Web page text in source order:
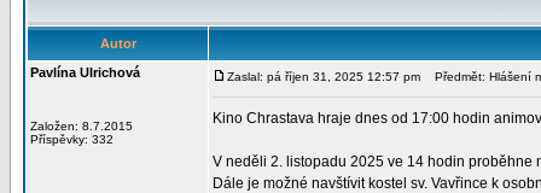
Autor
Pavlína Ulrichová
Založen: 8.7.2015
Příspěvky: 332
Zaslal: pá říjen 31, 2025 12:57 pm Předmět: Hlášení
Kino Chrastava hraje dnes od 17:00 hodin
V neděli 2. listopadu 2025 ve 14 hodin
Dále je možné navštívit kostel sv. Vavřince k